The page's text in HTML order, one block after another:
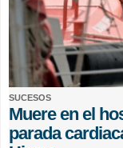
SUCESOS
Muere en el
parada